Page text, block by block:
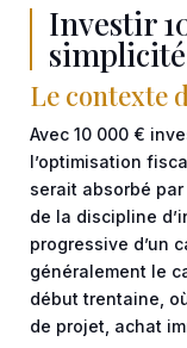
Investir
simplicité
Le contexte
Avec 10 000 €
l’optimisation
serait absorbé
de la discipline
progressive d’un
généralement le
début trentaine,
de projet, achat